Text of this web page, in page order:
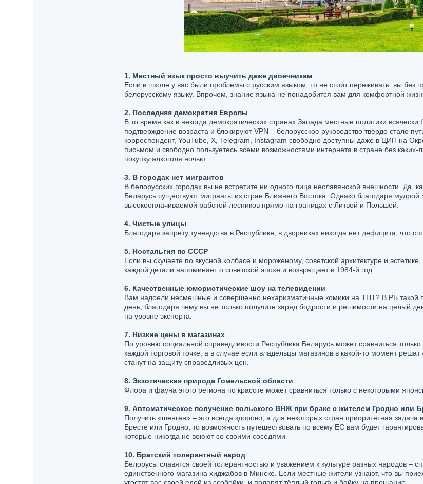
1. Местный язык просто выучить даже двоечникам
Если в школе у вас были проблемы с русским языком, то не стоит переживать: вы без
белорусскому языку. Впрочем, знание языка не понадобится вам для комфортной
2. Последняя демократия Европы
В то время как в некогда демократических странах Запада местные политики
подтверждение возраста и блокируют VPN – белорусское руководство твёрдо стало
корреспондент, YouTube, X, Telegram, Instagram свободно доступны даже в ЦИП на
письмом и свободно пользуетесь всеми возможностями интернета в стране без
покупку алкоголя ночью.
3. В городах нет мигрантов
В белорусских городах вы не встретите ни одного лица неславянской внешности. Да,
Беларусь существуют мигранты из стран Ближнего Востока. Однако благодаря
высокооплачиваемой работой лесников прямо на границах с Литвой и Польшей.
4. Чистые улицы
Благодаря запрету тунеядства в Республике, в дворниках никогда нет дефицита, что
5. Ностальгия по СССР
Если вы скучаете по вкусной колбасе и мороженому, советской архитектуре и
каждой детали напоминает о советской эпохе и возвращает в 1984-й год.
6. Качественные юмористические шоу на телевидении
Вам надоели несмешные и совершенно нехаризматичные комики на ТНТ? В РБ такой
день, благодаря чему вы не только получите заряд бодрости и решимости на целый
на уровне эксперта.
7. Низкие цены в магазинах
По уровню социальной справедливости Республика Беларусь может сравниться
каждой торговой точке, а в случае если владельцы магазинов в какой-то момент
станут на защиту справедливых цен.
8. Экзотическая природа Гомельской области
Флора и фауна этого региона по красоте может сравниться только с некоторыми
9. Автоматическое получение польского ВНЖ при браке с жителем Гродно или
Получить «шенген» – это всегда здорово, а для некоторых стран приоритетная
Бресте или Гродно, то возможность путешествовать по всему ЕС вам будет
которые никогда не воюют со своими соседями
10. Братский толерантный народ
Белорусы славятся своей толерантностью и уважением к культуре разных народов –
единственного магазина хиджабов в Минске. Если местные жители узнают, что вы